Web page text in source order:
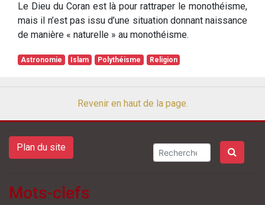
Le Dieu du Coran est là pour rattraper le monothéisme,
mais il n’est pas issu d’une situation donnant naissance
de manière « naturelle » au monothéisme.
Astronomie Islam Polythéisme Religion
Revenir en haut de la page.
Plan du site
Mots-clefs